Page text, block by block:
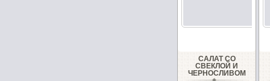
САЛАТ СО
СВЕКЛОЙ И
ЧЕРНОСЛИВОМ